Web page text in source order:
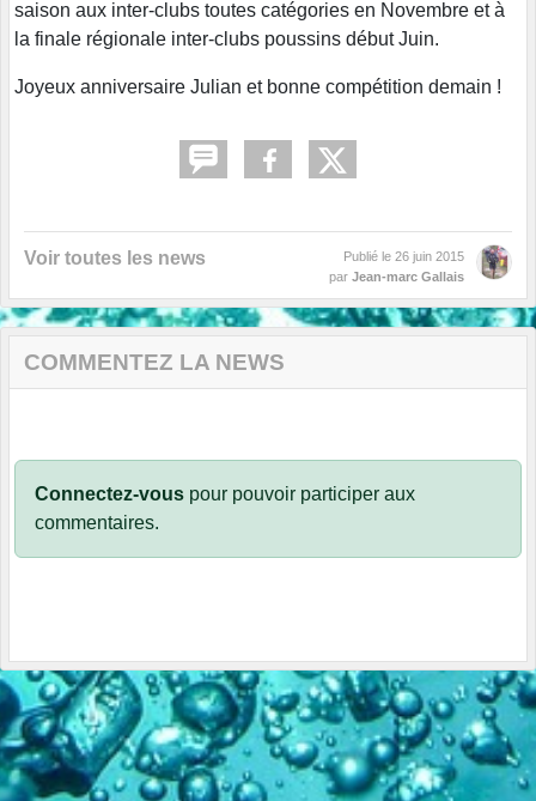
saison aux inter-clubs toutes catégories en Novembre et à
la finale régionale inter-clubs poussins début Juin.
Joyeux anniversaire Julian et bonne compétition demain !
Voir toutes les news Publié le 26 juin 2015
par Jean-marc Gallais
COMMENTEZ LA NEWS
Connectez-vous pour pouvoir participer aux
commentaires.